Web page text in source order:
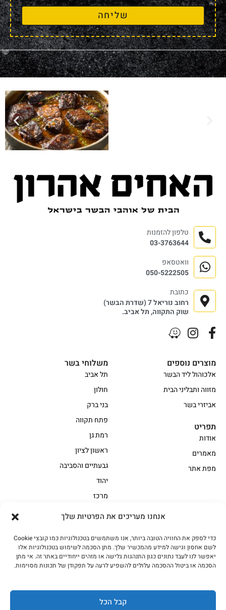
אנחנו מעריכים את הפרטיות שלך
כדי לספק את החוויה הטובה ביותר, אנו משתמשים בטכנולוגיות כמו קובצי Cookie
לשם אחסון וגישה למידע מהמכשיר שלך. מתן הסכמה לשימוש בטכנולוגיות אלו
יאפשר לנו לעבד נתונים כגון התנהגות גלישה או מזהים ייחודיים באתר זה. אי מתן
הסכמה או ביטול ההסכמה עלולים להשפיע לרעה על תפקודן של תכונות מסוימות.
קבל הכל
שליחה
אווז
בשר בקר משובח
בשר בקר עגלה משובח
בשר למעשנת
הודו
חלקים אחוריים
מיוחדי מסורת1
משלוחי בשר
תל אביב
חולון
בני ברק
פתח תקווה
רמת גן
ראשון לציון
גבעתיים והסביבה
יהוד
מרכז
מוצרים נוספים
אלכוהול ליד הבשר
מזווה ותבליני הבית
אביזרי בשר
תפריט
אודות
מאמרים
מפת אתר
טלפון להזמנות
03-3763644
וואטסאפ
050-5222505
כתובת
רחוב נוריאל 7 (שדרת הבשר)
שוק התקווה, תל אביב.